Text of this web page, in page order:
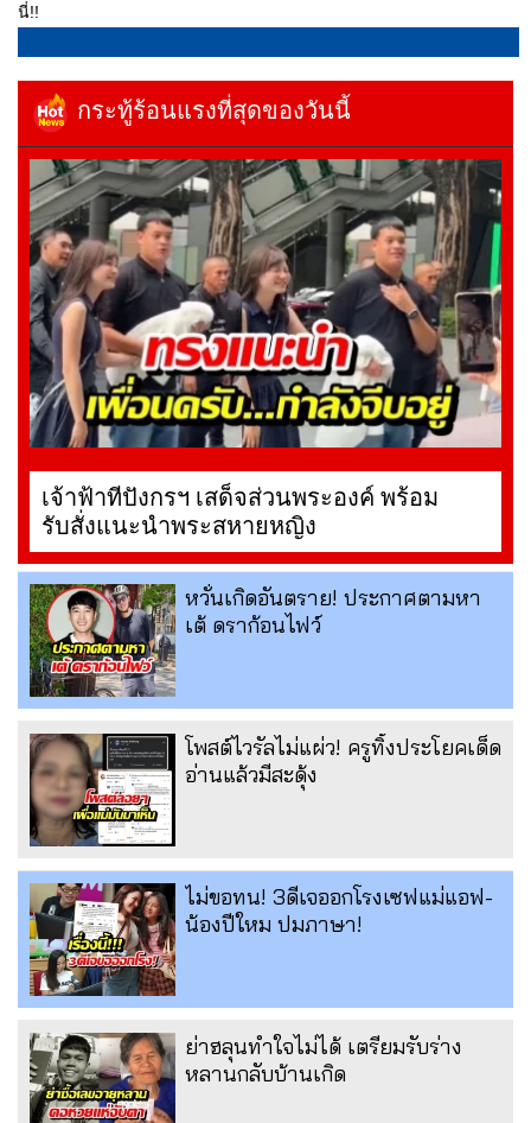
นี่!!
กระทู้ร้อนแรงที่สุดของวันนี้
เจ้าฟ้าทีปังกรฯ เสด็จส่วนพระองค์ พร้อม
รับสั่งแนะนำพระสหายหญิง
หวั่นเกิดอันตราย! ประกาศตามหา
เต้ ดราก้อนไฟว์
โพสต์ไวรัลไม่แผ่ว! ครูทิ้งประโยคเด็ด
อ่านแล้วมีสะดุ้ง
ไม่ขอทน! 3ดีเจออกโรงเซฟแม่แอฟ-
น้องปีใหม ปมภาษา!
ย่าฮลุนทำใจไม่ได้ เตรียมรับร่าง
หลานกลับบ้านเกิด